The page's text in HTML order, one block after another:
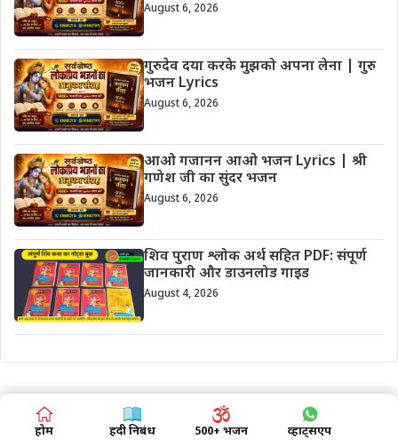
August 6, 2026
गुरुदेव दया करके मुझको अपना लेना | गुरु
भजन Lyrics
August 6, 2026
आओ गजानन आओ भजन Lyrics | श्री
गणेश जी का सुंदर भजन
August 6, 2026
शिव पुराण श्लोक अर्थ सहित PDF: संपूर्ण
जानकारी और डाउनलोड गाइड
August 4, 2026
होम हिंदी निबंध 500+ भजन व्हाट्सएप